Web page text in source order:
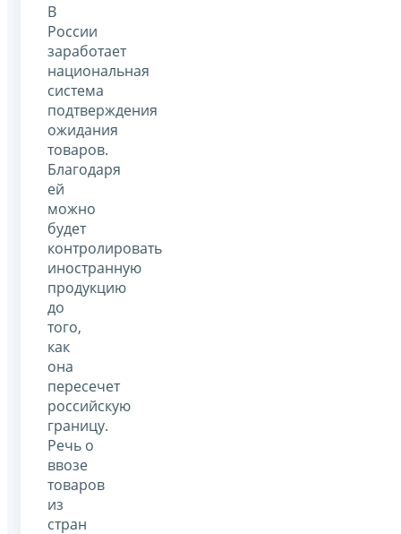
В
России
заработает
национальная
система
подтверждения
ожидания
товаров.
Благодаря
ей
можно
будет
контролировать
иностранную
продукцию
до
того,
как
она
пересечет
российскую
границу.
Речь о
ввозе
товаров
из
стран